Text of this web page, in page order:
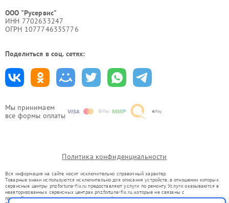
Мы принимаем
все формы оплаты
ООО "Русервис"
ИНН 7702633247
ОГРН 1077746335776
Поделиться в соц. сетях:
Политика конфиденциальности
Вся информация на сайте носит исключительно справочный характер.
Товарные знаки используются исключительно для описания устройств, в отношении которых
сервисные центры pnz.fortuna-fix.ru предоставляют услуги по ремонту. Услуги оказываются в
неавторизованных сервисных центрах pnz.fortuna-fix.ru, которые не связаны с
правообладателями товарных знаков или их официальными представителями.